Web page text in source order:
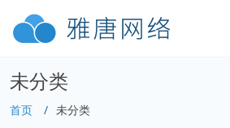
未分类
首页 未分类